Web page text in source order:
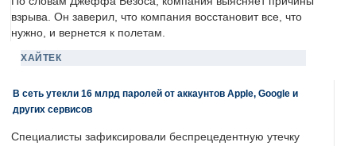
взрыва. Он заверил, что компания восстановит все, что
нужно, и вернется к полетам.
ХАЙТЕК
В сеть утекли 16 млрд паролей от аккаунтов Apple, Google и
других сервисов
Специалисты зафиксировали беспрецедентную утечку